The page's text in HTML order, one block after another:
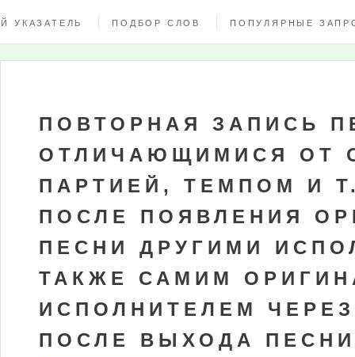
УКАЗАТЕЛЬ ПОДБОР СЛОВ ПОПУЛЯРНЫЕ
ПОВТОРНАЯ ЗАПИСЬ
ОТЛИЧАЮЩИМИСЯ ОТ
ПАРТИЕЙ, ТЕМПОМ И
ПОСЛЕ ПОЯВЛЕНИЯ
ПЕСНИ ДРУГИМИ
ТАКЖЕ САМИМ
ИСПОЛНИТЕЛЕМ
ПОСЛЕ ВЫХОДА ПЕСНИ